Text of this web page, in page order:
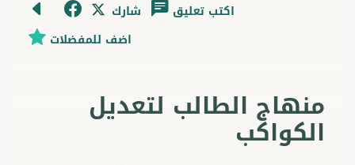
شارك
اكتب تعليق
اضف للمفضلات
منهاج الطالب لتعديل
الكواكب